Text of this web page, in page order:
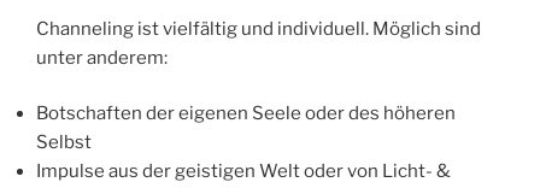
Channeling ist vielfältig und individuell. Möglich sind
unter anderem:
Botschaften der eigenen Seele oder des höheren
Selbst
Impulse aus der geistigen Welt oder von Licht- &